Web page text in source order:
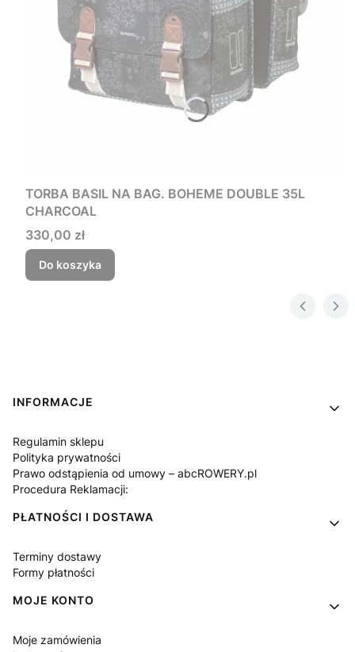
TORBA BASIL NA BAG. BOHEME DOUBLE 35L
CHARCOAL
Cena
330,00 zł
Do koszyka
Linki w stopce
INFORMACJE
Regulamin sklepu
Polityka prywatności
Prawo odstąpienia od umowy – abcROWERY.pl
Procedura Reklamacji:
PŁATNOŚCI I DOSTAWA
Terminy dostawy
Formy płatności
MOJE KONTO
Moje zamówienia